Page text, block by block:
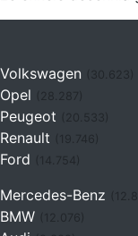
Volkswagen (30.623)
Opel
Peugeot
Renault (19.746)
Ford (14.754)
Mercedes-Benz
BMW (12.076)